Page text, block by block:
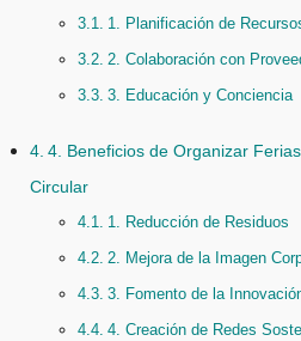
1. Planificación de
2. Colaboración con
3. Educación y Conciencia
4. Beneficios de Organizar
Circular
1. Reducción de Residuos
2. Mejora de la Imagen
3. Fomento de la
4. Creación de Redes